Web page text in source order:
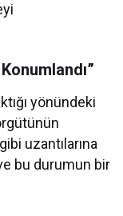
yönündeki
uzantılarına
ve bu durumun bir